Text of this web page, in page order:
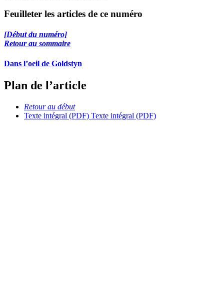
Feuilleter les articles de ce numéro
[Début du numéro]
Retour au sommaire
Dans l’oeil de Goldstyn
Plan de l’article
Retour au début
Texte intégral (PDF) Texte intégral (PDF)